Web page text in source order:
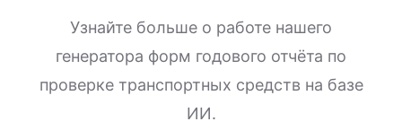
Узнайте больше о работе нашего
генератора форм годового отчёта по
проверке транспортных средств на базе
ИИ.